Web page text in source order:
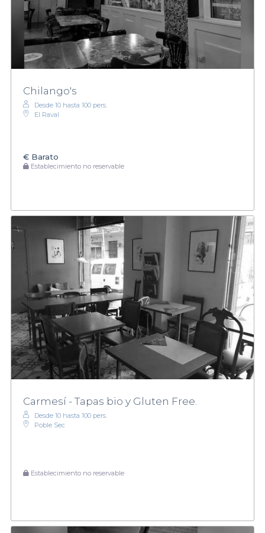
Chilango's
Desde 10 hasta 100 pers.
El Raval
€ Barato
Establecimiento no reservable
Carmesí - Tapas bio y Gluten Free.
Desde 10 hasta 100 pers.
Poble Sec
Establecimiento no reservable